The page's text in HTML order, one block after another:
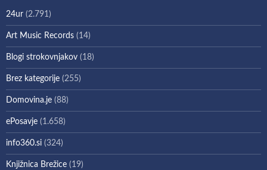
24ur (2.791)
Art Music Records (14)
Blogi strokovnjakov (18)
Brez kategorije (255)
Domovina.je (88)
ePosavje (1.658)
info360.si (324)
Knjižnica Brežice (19)